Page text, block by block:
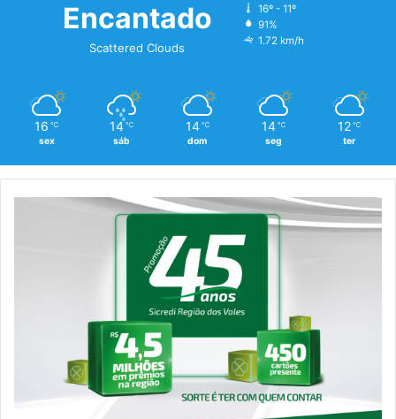
Encantado
Scattered Clouds
16º - 11º
91%
1.72 km/h
16 ℃
sex
14 ℃
sáb
14 ℃
dom
14 ℃
seg
12 ℃
ter